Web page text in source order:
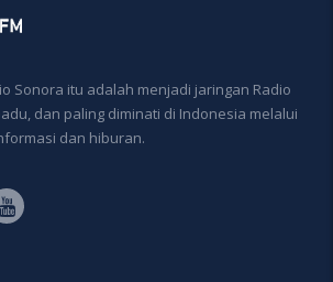
Sonora itu adalah menjadi jaringan Radio
dan paling diminati di Indonesia melalui
dan hiburan.